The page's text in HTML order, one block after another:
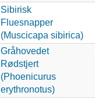
Sibirisk
Fluesnapper
(Muscicapa sibirica)
Gråhovedet
Rødstjert
(Phoenicurus
erythronotus)